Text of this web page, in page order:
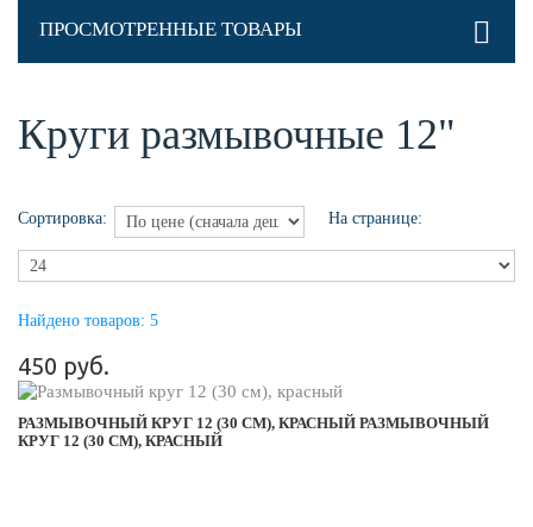
ПРОСМОТРЕННЫЕ ТОВАРЫ
Круги размывочные 12"
Сортировка: На странице:
Найдено товаров: 5
450 руб.
РАЗМЫВОЧНЫЙ КРУГ 12 (30 СМ), КРАСНЫЙ РАЗМЫВОЧНЫЙ
КРУГ 12 (30 СМ), КРАСНЫЙ